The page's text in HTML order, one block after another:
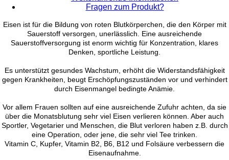
Fragen zum Produkt?
Eisen ist für die Bildung von roten Blutkörperchen, die den Körper mit
Sauerstoff versorgen, unerlässlich. Eine ausreichende
Sauerstoffversorgung ist enorm wichtig für Konzentration, klares
Denken, sportliche Leistung.
Es unterstützt gesundes Wachstum, erhöht die Widerstandsfähigkeit
gegen Krankheiten, beugt Erschöpfungszuständen vor und verhindert
durch Eisenmangel bedingte Anämie.
Vor allem Frauen sollten auf eine ausreichende Zufuhr achten, da sie
über die Monatsblutung sehr viel Eisen verlieren können. Aber auch
Sportler, Vegetarier und Menschen, die Blut verloren haben z.B. durch
eine Operation, oder jene, die sehr viel Tee trinken.
Vitamin C, Kupfer, Vitamin B2, B6, B12 und Folsäure verbessern die
Eisenaufnahme.